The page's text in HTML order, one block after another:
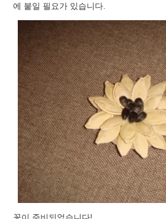
에 붙일 필요가 있습니다.
꽃이 준비되었습니다!